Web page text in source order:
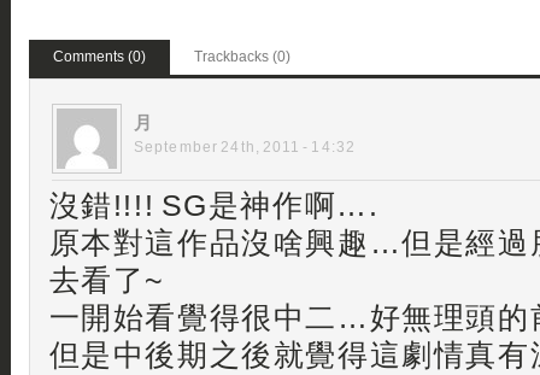
Comments (0) Trackbacks (0)
月
September 24th, 2011 - 14:32
沒錯!!!! SG是神作啊….
原本對這作品沒啥興趣…但是經過
去看了~
一開始看覺得很中二…好無理頭
但是中後期之後就覺得這劇情真